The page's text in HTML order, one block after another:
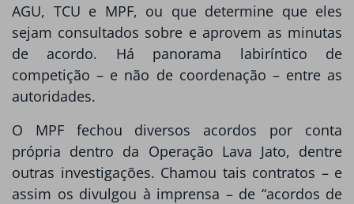
AGU, TCU e MPF, ou que determine que eles
sejam consultados sobre e aprovem as minutas
de acordo. Há panorama labiríntico de
competição – e não de coordenação – entre as
autoridades.
O MPF fechou diversos acordos por conta
própria dentro da Operação Lava Jato, dentre
outras investigações. Chamou tais contratos – e
assim os divulgou à imprensa – de “acordos de